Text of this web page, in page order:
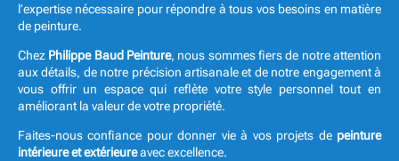
l’expertise nécessaire pour répondre à tous vos besoins en matière
de peinture.
Chez Philippe Baud Peinture, nous sommes fiers de notre attention
aux détails, de notre précision artisanale et de notre engagement à
vous offrir un espace qui reflète votre style personnel tout en
améliorant la valeur de votre propriété.
Faites-nous confiance pour donner vie à vos projets de peinture
intérieure et extérieureavec excellence.